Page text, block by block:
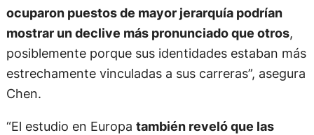
ocuparon puestos de mayor jerarquía podrían
mostrar un declive más pronunciado que otros,
posiblemente porque sus identidades estaban más
estrechamente vinculadas a sus carreras”, asegura
Chen.
“El estudio en Europa también reveló que las